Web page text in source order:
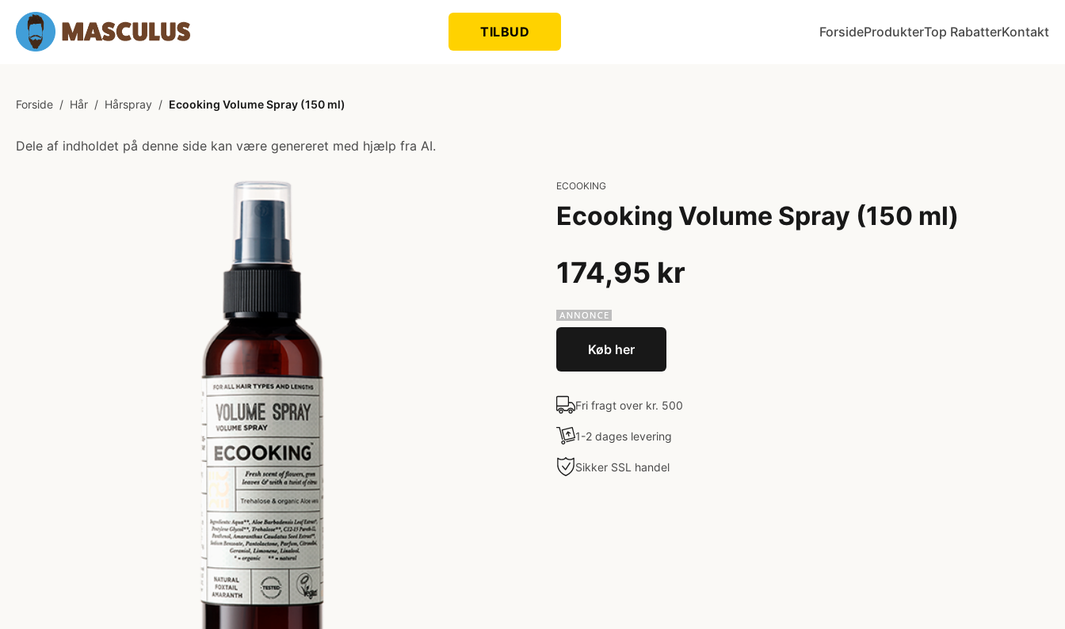
TILBUD ForsideProdukterTop RabatterKontakt
Forside / Hår / Hårspray / Ecooking Volume Spray (150 ml)
Dele af indholdet på denne side kan være genereret med hjælp fra AI.
ECOOKING
Ecooking Volume Spray (150 ml)
174,95 kr
Køb her
Fri fragt over kr. 500
1-2 dages levering
Sikker SSL handel